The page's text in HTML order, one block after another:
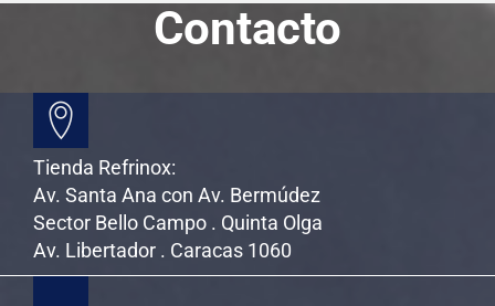
Contacto
Tienda Refrinox:
Av. Santa Ana con Av. Bermúdez
Sector Bello Campo . Quinta Olga
Av. Libertador . Caracas 1060